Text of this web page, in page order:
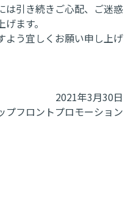
は引き続きご心配、ご迷惑
ます。
よう宜しくお願い申し上げ
2021年3月30日
プフロントプロモーション